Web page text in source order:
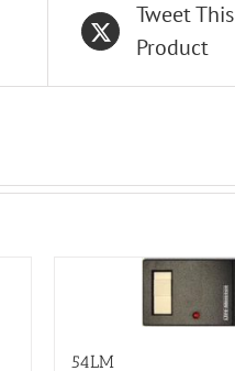
Tweet This
Product
54LM